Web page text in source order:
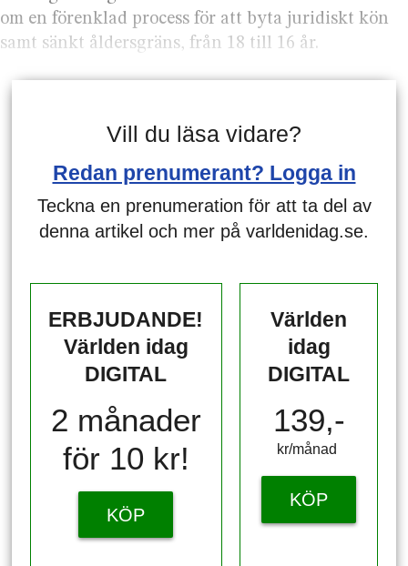
om en förenklad process för att byta juridiskt kön
samt sänkt åldersgräns, från 18 till 16 år.
Vill du läsa vidare?
Redan prenumerant? Logga in
Teckna en prenumeration för att ta del av
denna artikel och mer på varldenidag.se.
ERBJUDANDE!
Världen idag
DIGITAL
2 månader
för 10 kr!
KÖP
Världen
idag
DIGITAL
139,-
kr/månad ​​​​​​
KÖP